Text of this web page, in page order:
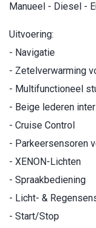
Manueel - Diesel -
Uitvoering:
- Navigatie
- Zetelverwarming
- Multifunctioneel
- Beige lederen
- Cruise Control
- Parkeersensoren
- XENON-Lichten
- Spraakbediening
- Licht- &
- Start/Stop